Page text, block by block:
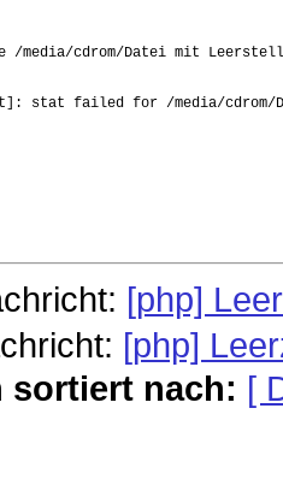
/media/cdrom/Datei mit
stat failed for /media/
[php]
[php]
sortiert nach: [